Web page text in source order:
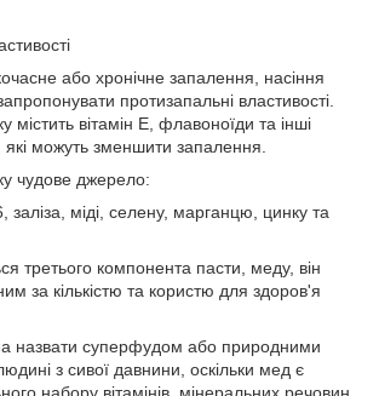
або хронічне запалення, насіння
протизапальні властивості.
містить вітамін Е, флавоноїди та інші
які можуть зменшити запалення.
чудове джерело:
заліза, міді, селену, марганцю, цинку та
третього компонента пасти, меду, він
за кількістю та користю для здоров'я
назвати суперфудом або природними
з сивої давнини, оскільки мед є
набору вітамінів, мінеральних речовин,